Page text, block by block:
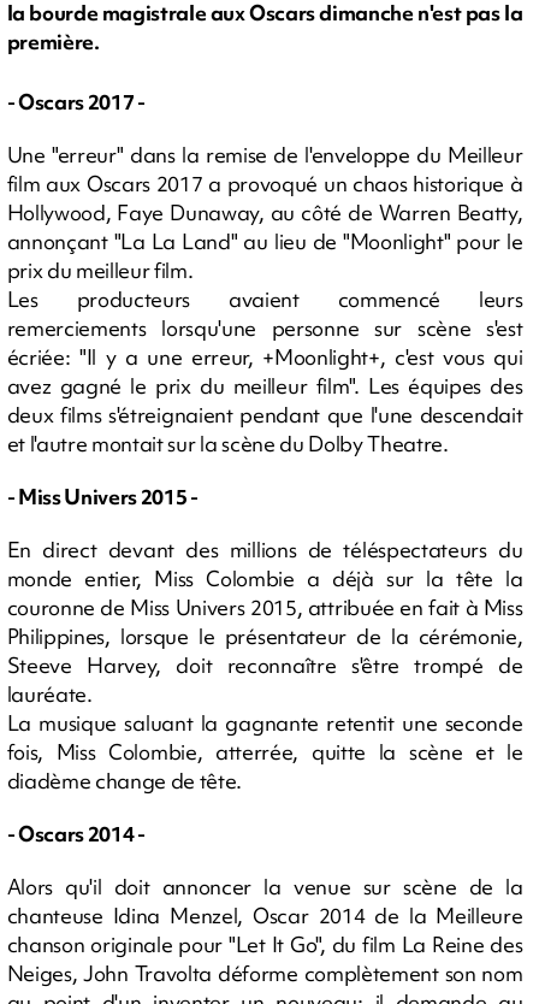
la bourde magistrale aux Oscars dimanche n'est pas la
première.
- Oscars 2017 -
Une "erreur" dans la remise de l'enveloppe du Meilleur
film aux Oscars 2017 a provoqué un chaos historique à
Hollywood, Faye Dunaway, au côté de Warren Beatty,
annonçant "La La Land" au lieu de "Moonlight" pour le
prix du meilleur film.
Les producteurs avaient commencé leurs
remerciements lorsqu'une personne sur scène s'est
écriée: "Il y a une erreur, +Moonlight+, c'est vous qui
avez gagné le prix du meilleur film". Les équipes des
deux films s'étreignaient pendant que l'une descendait
et l'autre montait sur la scène du Dolby Theatre.
- Miss Univers 2015 -
En direct devant des millions de téléspectateurs du
monde entier, Miss Colombie a déjà sur la tête la
couronne de Miss Univers 2015, attribuée en fait à Miss
Philippines, lorsque le présentateur de la cérémonie,
Steeve Harvey, doit reconnaître s'être trompé de
lauréate.
La musique saluant la gagnante retentit une seconde
fois, Miss Colombie, atterrée, quitte la scène et le
diadème change de tête.
- Oscars 2014 -
Alors qu'il doit annoncer la venue sur scène de la
chanteuse Idina Menzel, Oscar 2014 de la Meilleure
chanson originale pour "Let It Go", du film La Reine des
Neiges, John Travolta déforme complètement son nom